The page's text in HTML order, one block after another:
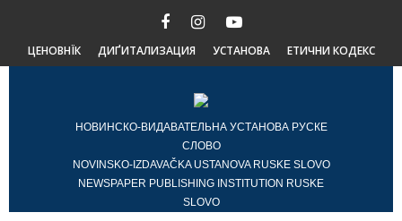
ЦЕНОВНЇК ДИҐИТАЛИЗАЦИЯ УСТАНОВА ЕТИЧНИ КОДЕКС
НОВИНСКО-ВИДАВАТЕЛЬНА УСТАНОВА РУСКЕ
СЛОВО
NOVINSKO-IZDAVAČKA USTANOVA RUSKE SLOVO
NEWSPAPER PUBLISHING INSTITUTION RUSKE
SLOVO